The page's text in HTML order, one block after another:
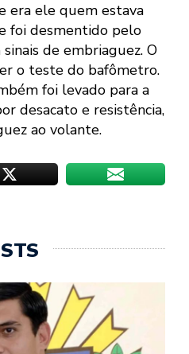
era ele quem estava
foi desmentido pelo
de embriaguez. O
o teste do bafômetro.
foi levado para a
desacato e resistência,
ao volante.